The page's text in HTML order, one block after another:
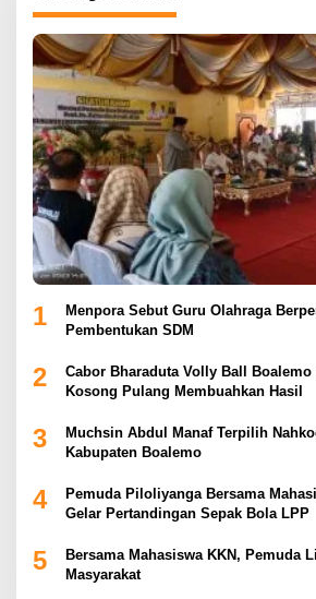
1
Menpora Sebut Guru Olahraga
Pembentukan SDM
2
Cabor Bharaduta Volly Ball Boalemo
Kosong Pulang Membuahkan Hasil
3
Muchsin Abdul Manaf Terpilih
Kabupaten Boalemo
4
Pemuda Piloliyanga Bersama
Gelar Pertandingan Sepak Bola LPP
5
Bersama Mahasiswa KKN, Pemuda
Masyarakat